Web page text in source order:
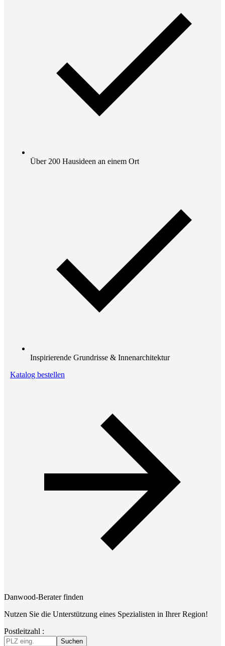
Über 200 Hausideen an einem Ort
Inspirierende Grundrisse & Innenarchitektur
Katalog bestellen
Danwood-Berater finden
Nutzen Sie die Unterstützung eines Spezialisten in Ihrer Region!
Postleitzahl :
Suchen